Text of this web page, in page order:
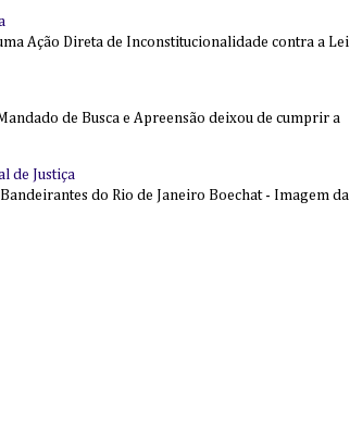
Ação Direta de Inconstitucionalidade contra a Lei
de Busca e Apreensão deixou de cumprir a
de Justiça
do Rio de Janeiro Boechat - Imagem da